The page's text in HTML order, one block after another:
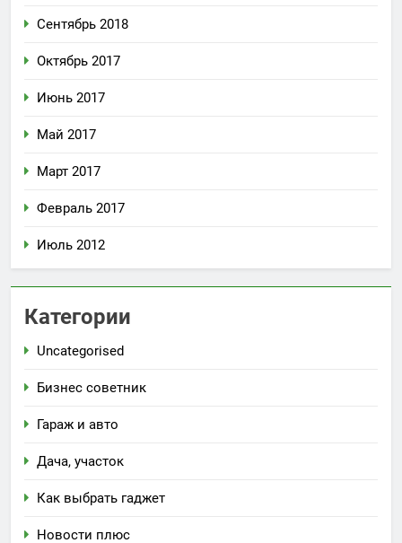
Сентябрь 2018
Октябрь 2017
Июнь 2017
Май 2017
Март 2017
Февраль 2017
Июль 2012
Категории
Uncategorised
Бизнес советник
Гараж и авто
Дача, участок
Как выбрать гаджет
Новости плюс